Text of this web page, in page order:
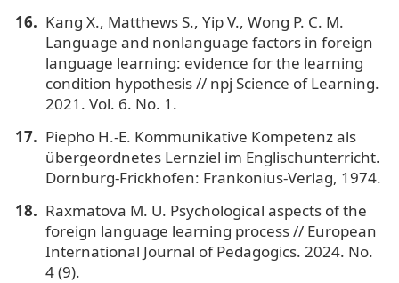
Kang X., Matthews S., Yip V., Wong P. C. M.
Language and nonlanguage factors in foreign
language learning: evidence for the learning
condition hypothesis // npj Science of Learning.
2021. Vol. 6. No. 1.
Piepho H.-E. Kommunikative Kompetenz als
übergeordnetes Lernziel im Englischunterricht.
Dornburg-Frickhofen: Frankonius-Verlag, 1974.
Raxmatova M. U. Psychological aspects of the
foreign language learning process // European
International Journal of Pedagogics. 2024. No.
4 (9).